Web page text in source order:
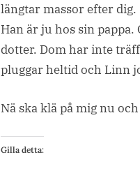
längtar massor efter dig.
Han är ju hos sin
dotter. Dom har inte
pluggar heltid och Linn
Nä ska klä på mig nu
Gilla detta: